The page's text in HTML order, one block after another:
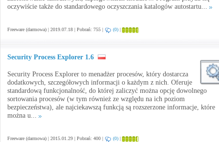
oczywiście także do standardowego oczyszczania katalogów autostartu...
Freeware (darmowa) | 2019.07.18 | Pobrań: 755 | (0) |
Security Process Explorer 1.6
Security Process Explorer to menadżer procesów, który dostarcza
dodatkowych, szczegółowych informacji o każdym z nich. Oferuje
standardową funkcjonalność, do której zaliczyć można opcję dowolnego
sortowania procesów (w tym również ze względu na ich poziom
bezpieczeństwa), ale najciekawszą funkcją są rozszerzone informacje, które
można u...
Freeware (darmowa) | 2015.01.29 | Pobrań: 400 | (0) |